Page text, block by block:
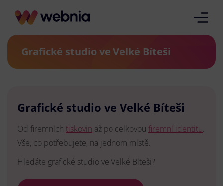
Grafické studio ve Velké Bíteši
Grafické studio ve Velké Bíteši
Od firemních tiskovin až po celkovou firemní identitu.
Vše, co potřebujete, na jednom místě.
Hledáte grafické studio ve Velké Bíteši?